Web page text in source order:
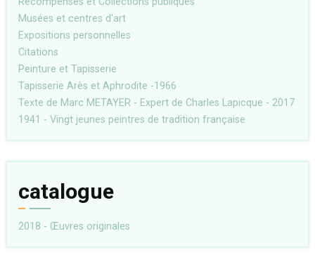
Musées et centres d'art
Expositions personnelles
Citations
Peinture et Tapisserie
Tapisserie Arès et Aphrodite -1966
Texte de Marc METAYER - Expert de Charles Lapicque - 2017
1941 - Vingt jeunes peintres de tradition française
catalogue
2018 - Œuvres originales